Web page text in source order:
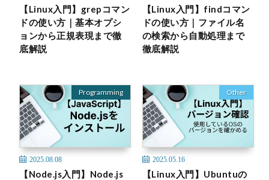
【Linux入門】grepコマン
ドの使い方｜基本オプシ
ョンから正規表現まで徹
底解説
【Linux入門】findコマン
ドの使い方｜ファイル名
の検索から自動処理まで
徹底解説
Programming
2025.08.08
【Node.js入門】Node.js
Other
2025.05.16
【Linux入門】Ubuntuの